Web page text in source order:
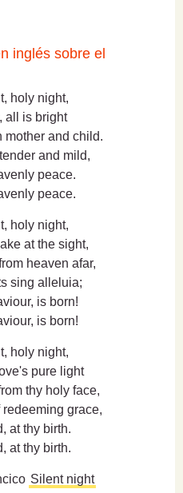
inglés sobre el
holy night,
all is bright
mother and child.
and mild,
peace.
peace.
holy night,
at the sight,
heaven afar,
sing alleluia;
is born!
is born!
holy night,
pure light
thy holy face,
grace,
at thy birth.
at thy birth.
Silent night